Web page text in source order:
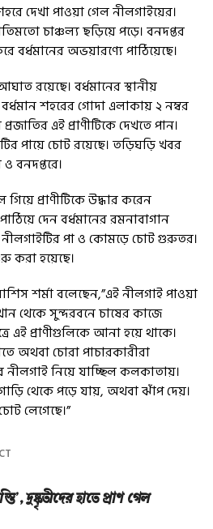
দেখা পাওয়া গেল নীলগাইয়ের।
চাঞ্চল্য ছড়িয়ে পড়ে। বনদপ্তর
বর্ধমানের অভয়ারণ্যে পাঠিয়েছে।
রয়েছে। বর্ধমানের স্থানীয়
শহরের গোদা এলাকায় ২ নম্বর
এই প্রাণীটিকে দেখতে পান।
পায়ে চোট রয়েছে। তড়িঘড়ি খবর
বনদপ্তরে।
প্রাণীটিকে উদ্ধার করেন
দেন বর্ধমানের রমনাবাগান
নীলগাইটির পা ও কোমড়ে চোট গুরুতর।
করা হয়েছে।
শর্মা বলেছেন,”এই নীলগাই পাওয়া
থেকে সুন্দরবনে চাষের কাজে
এই প্রাণীগুলিকে আনা হয়ে থাকে।
অথবা চোরা পাচারকারীরা
নীলগাই নিয়ে যাচ্ছিল কলকাতায়।
থেকে পড়ে যায়, অথবা ঝাঁপ দেয়।
লেগেছে।”
দুষ্কৃতীদের হাতে প্রাণ গেল